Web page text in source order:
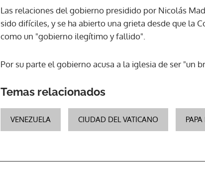
Las relaciones del gobierno presidido por Nicolás
sido difíciles, y se ha abierto una grieta desde que la
como un "gobierno ilegítimo y fallido".
Por su parte el gobierno acusa a la iglesia de ser "un
Temas relacionados
VENEZUELA CIUDAD DEL VATICANO